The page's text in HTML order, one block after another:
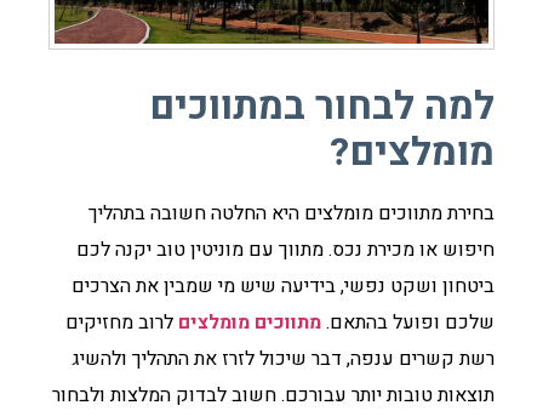
למה לבחור במתווכים
מומלצים?
בחירת מתווכים מומלצים היא החלטה חשובה בתהליך
חיפוש או מכירת נכס. מתווך עם מוניטין טוב יקנה לכם
ביטחון ושקט נפשי, בידיעה שיש מי שמבין את הצרכים
שלכם ופועל בהתאם.מתווכים מומלצים לרוב מחזיקים
רשת קשרים ענפה, דבר שיכול לזרז את התהליך ולהשיג
תוצאות טובות יותר עבורכם. חשוב לבדוק המלצות ולבחור